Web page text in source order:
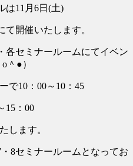
は11月6日(土)
開催いたします。
各セミナールームにてイベン
＾●）
で10：00～10：45
15：00
します。
8セミナールームとなってお